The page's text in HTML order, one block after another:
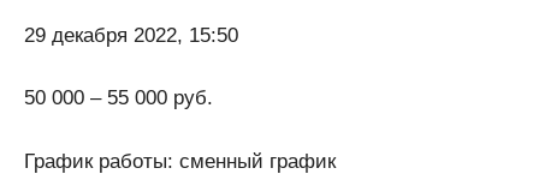
29 декабря 2022, 15:50
50 000 – 55 000 руб.
График работы: сменный график